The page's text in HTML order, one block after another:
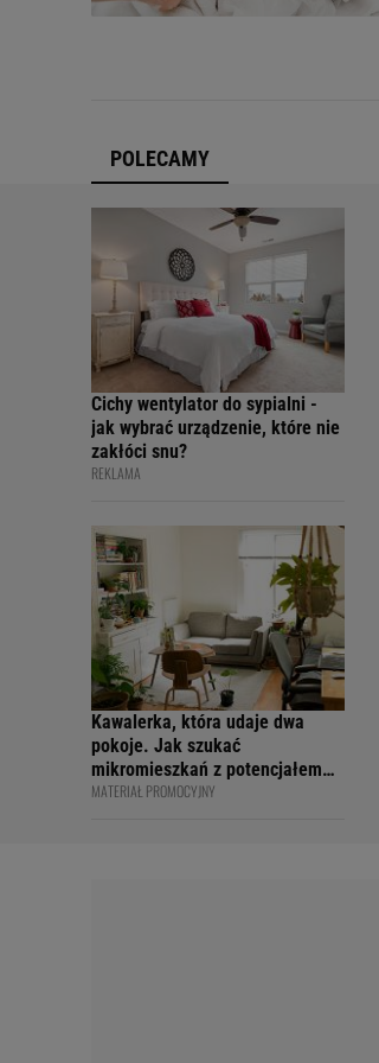
POLECAMY
Cichy wentylator do sypialni -
jak wybrać urządzenie, które nie
zakłóci snu?
REKLAMA
Kawalerka, która udaje dwa
pokoje. Jak szukać
mikromieszkań z potencjałem
na sprytny podział?
MATERIAŁ PROMOCYJNY